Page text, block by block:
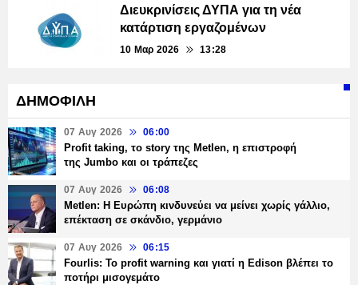
Διευκρινίσεις ΔΥΠΑ για τη νέα
κατάρτιση εργαζομένων
10 Μαρ 2026 13:28
ΔΗΜΟΦΙΛΗ
07 Αυγ 2026 06:00
Profit taking, το story της Metlen, η επιστροφή
της Jumbo και οι τράπεζες
07 Αυγ 2026 06:08
Metlen: Η Ευρώπη κινδυνεύει να μείνει χωρίς γάλλιο,
επέκταση σε σκάνδιο, γερμάνιο
07 Αυγ 2026 06:15
Fourlis: Το profit warning και γιατί η Edison βλέπει το
ποτήρι μισογεμάτο